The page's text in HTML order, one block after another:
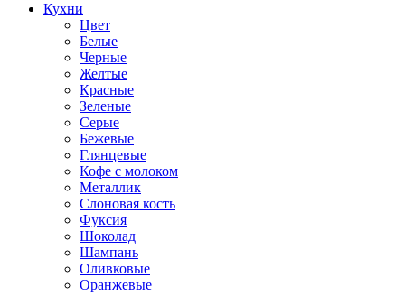
Кухни
Цвет
Белые
Черные
Желтые
Красные
Зеленые
Серые
Бежевые
Глянцевые
Кофе с молоком
Металлик
Слоновая кость
Фуксия
Шоколад
Шампань
Оливковые
Оранжевые